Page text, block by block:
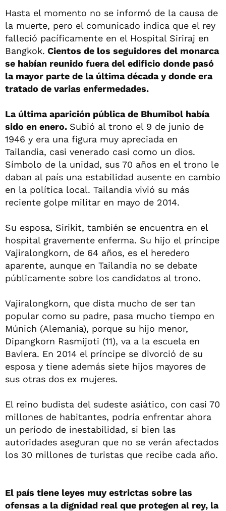
Hasta el momento no se informó de la causa de
la muerte, pero el comunicado indica que el rey
falleció pacíficamente en el Hospital Siriraj en
Bangkok. Cientos de los seguidores del monarca
se habían reunido fuera del edificio donde pasó
la mayor parte de la última década y donde era
tratado de varias enfermedades.
La última aparición pública de Bhumibol había
sido en enero. Subió al trono el 9 de junio de
1946 y era una figura muy apreciada en
Tailandia, casi venerado casi como un dios.
Símbolo de la unidad, sus 70 años en el trono le
daban al país una estabilidad ausente en cambio
en la política local. Tailandia vivió su más
reciente golpe militar en mayo de 2014.
Su esposa, Sirikit, también se encuentra en el
hospital gravemente enferma. Su hijo el príncipe
Vajiralongkorn, de 64 años, es el heredero
aparente, aunque en Tailandia no se debate
públicamente sobre los candidatos al trono.
Vajiralongkorn, que dista mucho de ser tan
popular como su padre, pasa mucho tiempo en
Múnich (Alemania), porque su hijo menor,
Dipangkorn Rasmijoti (11), va a la escuela en
Baviera. En 2014 el príncipe se divorció de su
esposa y tiene además siete hijos mayores de
sus otras dos ex mujeres.
El reino budista del sudeste asiático, con casi 70
millones de habitantes, podría enfrentar ahora
un período de inestabilidad, si bien las
autoridades aseguran que no se verán afectados
los 30 millones de turistas que recibe cada año.
El país tiene leyes muy estrictas sobre las
ofensas a la dignidad real que protegen al rey, la